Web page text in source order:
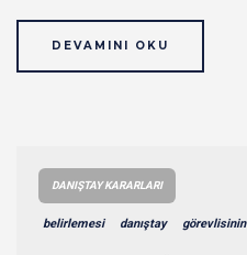
DEVAMINI OKU
DANIŞTAY KARARLARI
belirlemesi danıştay görevlisinin